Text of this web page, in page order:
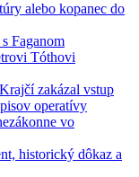
alebo kopanec do
Faganom
Tóthovi
zakázal vstup
operatívy
vo
historický dôkaz a